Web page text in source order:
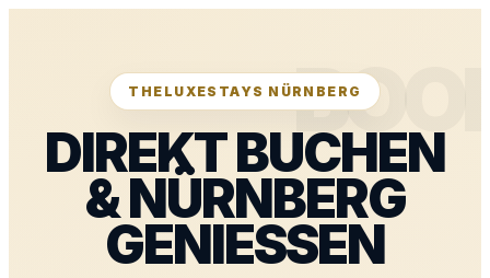
THELUXESTAYS NÜRNBERG
DIREKT BUCHEN
& NÜRNBERG
GENIESSEN